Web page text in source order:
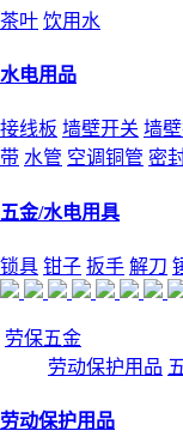
茶叶 饮用水
水电用品
接线板 墙壁开关 墙
带 水管 空调铜管 密
五金/水电用具
锁具 钳子 扳手 解刀
劳保五金
劳动保护用品
劳动保护用品